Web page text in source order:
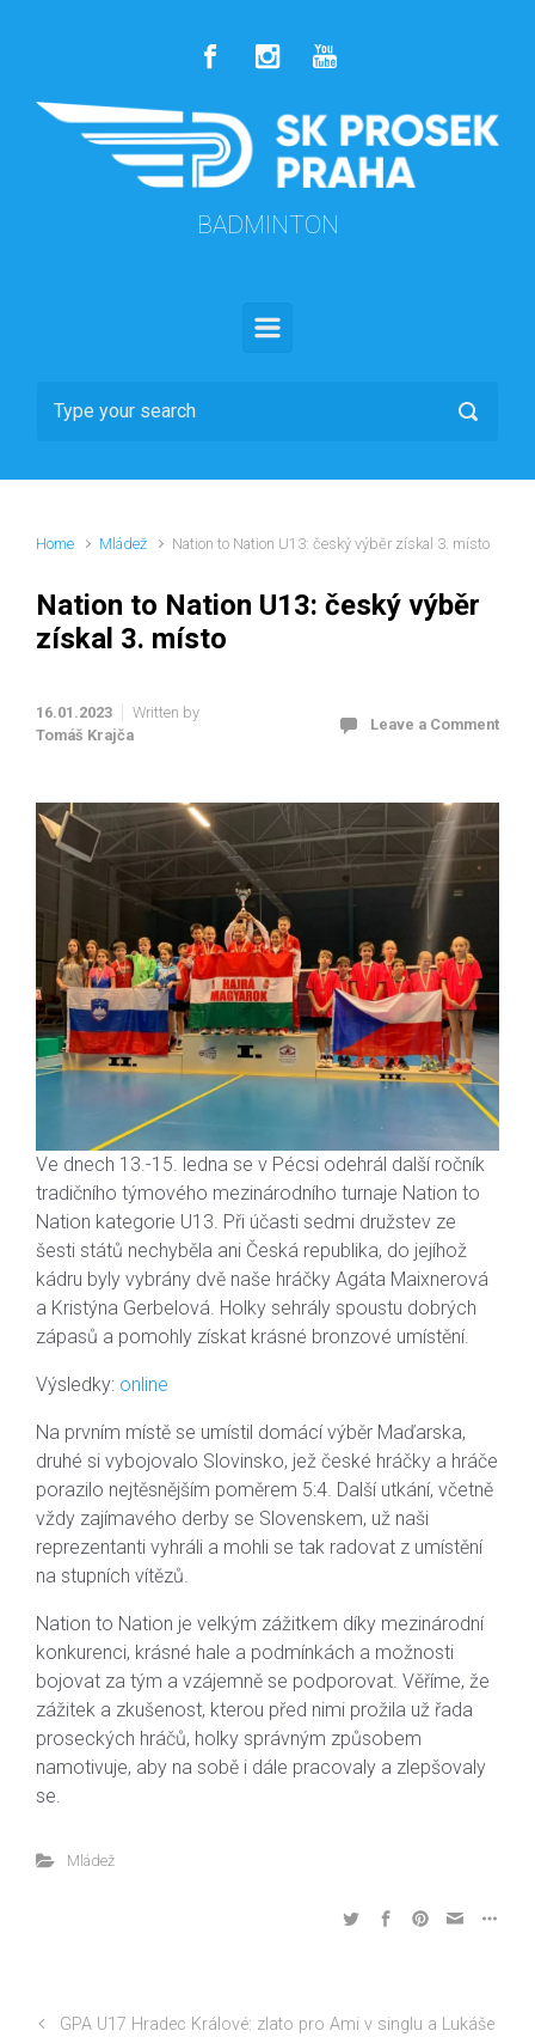
BADMINTON
Home Mládež Nation to Nation U13: český výběr získal 3. místo
Nation to Nation U13: český výběr
získal 3. místo
16.01.2023
Written by
Tomáš Krajča
Leave a Comment
Ve dnech 13.-15. ledna se v Pécsi odehrál další ročník
tradičního týmového mezinárodního turnaje Nation to
Nation kategorie U13. Při účasti sedmi družstev ze
šesti států nechyběla ani Česká republika, do jejíhož
kádru byly vybrány dvě naše hráčky Agáta Maixnerová
a Kristýna Gerbelová. Holky sehrály spoustu dobrých
zápasů a pomohly získat krásné bronzové umístění.
Výsledky: online
Na prvním místě se umístil domácí výběr Maďarska,
druhé si vybojovalo Slovinsko, jež české hráčky a hráče
porazilo nejtěsnějším poměrem 5:4. Další utkání, včetně
vždy zajímavého derby se Slovenskem, už naši
reprezentanti vyhráli a mohli se tak radovat z umístění
na stupních vítězů.
Nation to Nation je velkým zážitkem díky mezinárodní
konkurenci, krásné hale a podmínkách a možnosti
bojovat za tým a vzájemně se podporovat. Věříme, že
zážitek a zkušenost, kterou před nimi prožila už řada
proseckých hráčů, holky správným způsobem
namotivuje, aby na sobě i dále pracovaly a zlepšovaly
se.
Mládež
GPA U17 Hradec Králové: zlato pro Ami v singlu a Lukáše